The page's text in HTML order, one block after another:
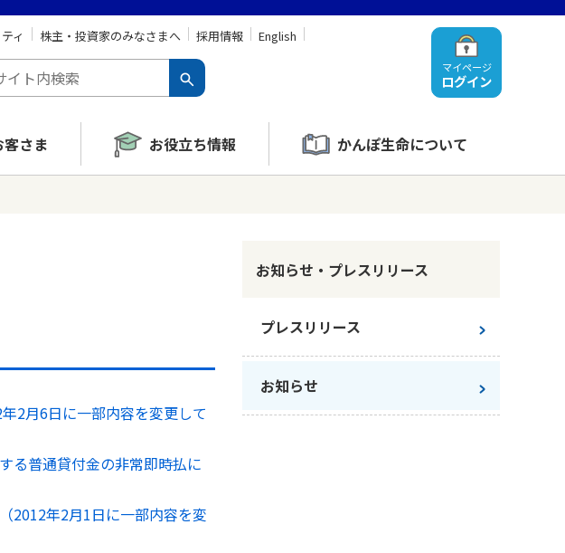
マイページ
ログイン
ィ 株主・投資家のみなさまへ 採用情報 English
さま お役立ち情報 かんぽ生命について
2月6日に一部内容を変更して
る普通貸付金の非常即時払に
2012年2月1日に一部内容を変
お知らせ・プレスリリース
プレスリリース
お知らせ